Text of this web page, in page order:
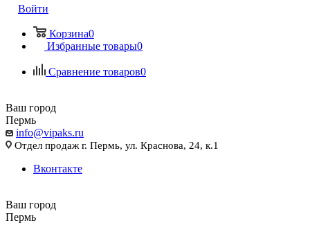
Войти
Корзина0
Избранные товары0
Сравнение товаров0
Ваш город
Пермь
info@vipaks.ru
Отдел продаж г. Пермь, ул. Краснова, 24, к.1
Вконтакте
Ваш город
Пермь